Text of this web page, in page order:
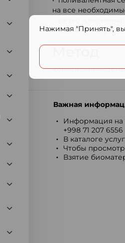
на все
• сомнения в
Важная
Информация на
+998 71 207 6556
В каталоге
Чтобы
Взятие
Нажимая "Принять",